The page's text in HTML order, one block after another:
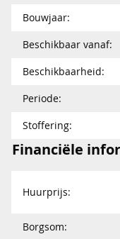
Bouwjaar:
Beschikbaar vanaf:
Beschikbaarheid:
Periode:
Stoffering:
Financiële
Huurprijs:
Borgsom: